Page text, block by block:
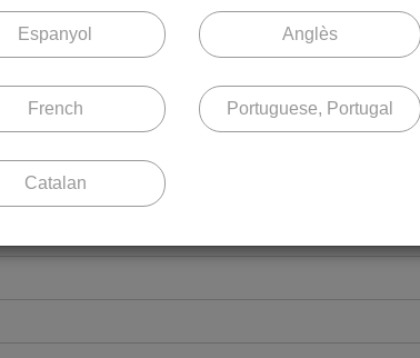
amb una separació de 3 mm entre elles.
Espanyol Anglès
French Portuguese, Portugal
Catalan